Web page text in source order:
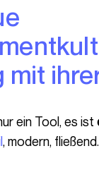
mit
ein Tool, es ist
, modern, fließend.